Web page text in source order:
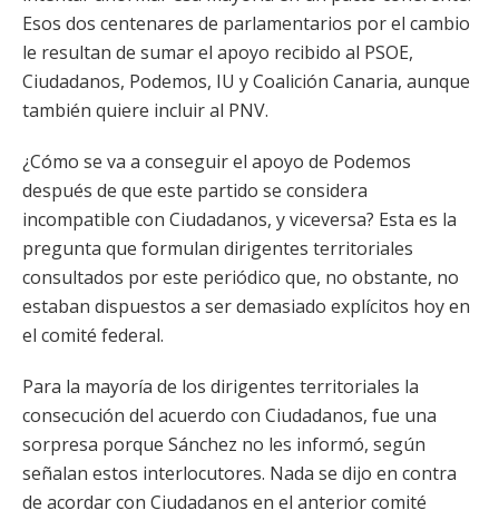
Esos dos centenares de parlamentarios por el cambio
le resultan de sumar el apoyo recibido al PSOE,
Ciudadanos, Podemos, IU y Coalición Canaria, aunque
también quiere incluir al PNV.
¿Cómo se va a conseguir el apoyo de Podemos
después de que este partido se considera
incompatible con Ciudadanos, y viceversa? Esta es la
pregunta que formulan dirigentes territoriales
consultados por este periódico que, no obstante, no
estaban dispuestos a ser demasiado explícitos hoy en
el comité federal.
Para la mayoría de los dirigentes territoriales la
consecución del acuerdo con Ciudadanos, fue una
sorpresa porque Sánchez no les informó, según
señalan estos interlocutores. Nada se dijo en contra
de acordar con Ciudadanos en el anterior comité